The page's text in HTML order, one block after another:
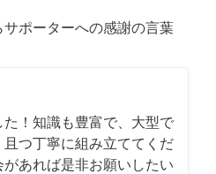
ポーターへの感謝の言葉
！知識も豊富で、大型で
つ丁寧に組み立ててくだ
あれば是非お願いしたい